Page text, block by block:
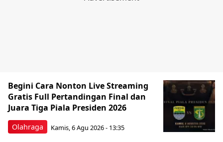
Olahraga
Begini Cara Nonton Live Streaming
Gratis Full Pertandingan Final dan
Juara Tiga Piala Presiden 2026
Kamis, 6 Agu 2026 - 13:35